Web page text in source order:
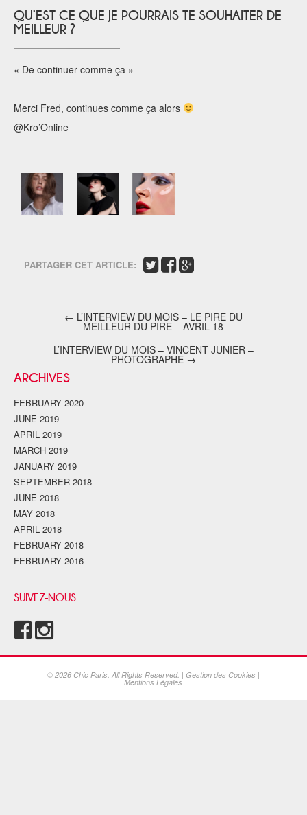
QU’EST CE QUE JE POURRAIS TE SOUHAITER DE
MEILLEUR ?
« De continuer comme ça »
Merci Fred, continues comme ça alors
@Kro’Online
PARTAGER CET ARTICLE:
← L’INTERVIEW DU MOIS – LE PIRE DU
MEILLEUR DU PIRE – AVRIL 18
L’INTERVIEW DU MOIS – VINCENT JUNIER –
PHOTOGRAPHE →
ARCHIVES
FEBRUARY 2020
JUNE 2019
APRIL 2019
MARCH 2019
JANUARY 2019
SEPTEMBER 2018
JUNE 2018
MAY 2018
APRIL 2018
FEBRUARY 2018
FEBRUARY 2016
SUIVEZ-NOUS
© 2026 Chic Paris. All Rights Reserved. | Gestion des Cookies |
Mentions Légales